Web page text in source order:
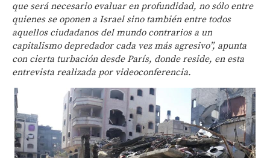
que será necesario evaluar en profundidad, no sólo entre
quienes se oponen a Israel sino también entre todos
aquellos ciudadanos del mundo contrarios a un
capitalismo depredador cada vez más agresivo”, apunta
con cierta turbación desde París, donde reside, en esta
entrevista realizada por videoconferencia.